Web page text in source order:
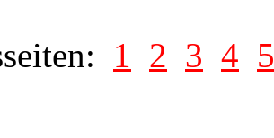
1 2 3 4 5